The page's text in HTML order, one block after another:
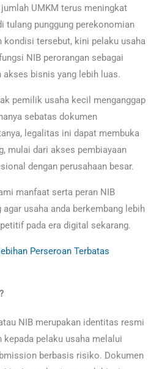
UMKM terus meningkat
tulang punggung perekonomian
kondisi tersebut, kini pelaku usaha
NIB perorangan sebagai
akses bisnis yang lebih luas.
pemilik usaha kecil menganggap
sebatas dokumen
legalitas ini dapat membuka
mulai dari akses pembiayaan
dengan perusahaan besar.
manfaat serta peran NIB
usaha anda berkembang lebih
pada era digital sekarang.
Perseroan Terbatas
NIB merupakan identitas resmi
kepada pelaku usaha melalui
berbasis risiko. Dokumen